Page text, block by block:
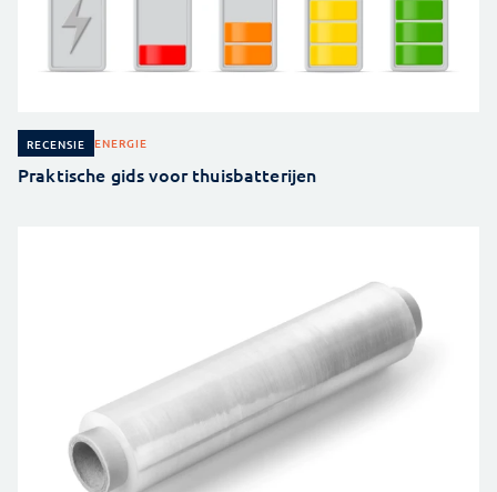
RECENSIE ENERGIE
Praktische gids voor thuisbatterijen